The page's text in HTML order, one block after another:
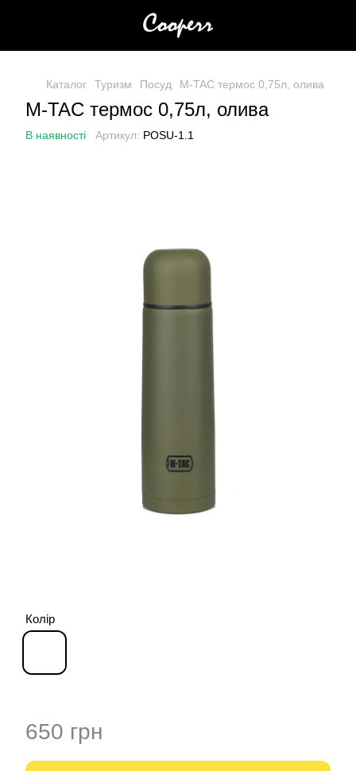
Каталог Туризм Посуд M-TAC термос 0,75л, олива
M-TAC термос 0,75л, олива
В наявності Артикул: POSU-1.1
Колір
650 грн